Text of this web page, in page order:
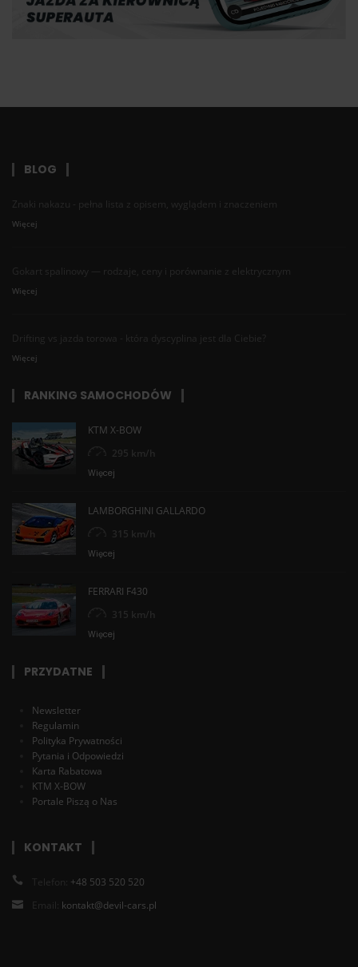
BLOG
Znaki nakazu - pełna lista z opisem, wyglądem i znaczeniem
Więcej
Gokart spalinowy — rodzaje, ceny i porównanie z elektrycznym
Więcej
Drifting vs jazda torowa - która dyscyplina jest dla Ciebie?
Więcej
RANKING SAMOCHODÓW
KTM X-BOW
295 km/h
Więcej
LAMBORGHINI GALLARDO
315 km/h
Więcej
FERRARI F430
315 km/h
Więcej
PRZYDATNE
Newsletter
Regulamin
Polityka Prywatności
Pytania i Odpowiedzi
Karta Rabatowa
KTM X-BOW
Portale Piszą o Nas
KONTAKT
Telefon: +48 503 520 520
Email: kontakt@devil-cars.pl